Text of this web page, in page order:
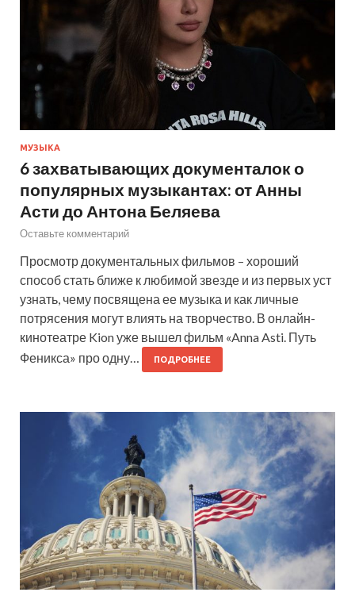
МУЗЫКА
6 захватывающих документалок о
популярных музыкантах: от Анны
Асти до Антона Беляева
Оставьте комментарий
Просмотр документальных фильмов – хороший
способ стать ближе к любимой звезде и из первых уст
узнать, чему посвящена ее музыка и как личные
потрясения могут влиять на творчество. В онлайн-
кинотеатре Kion уже вышел фильм «Anna Asti. Путь
Феникса» про одну…
ПОДРОБНЕЕ